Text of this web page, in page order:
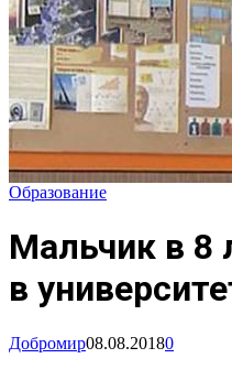
Образование
Мальчик в 8
в
Добромир08.08.20180